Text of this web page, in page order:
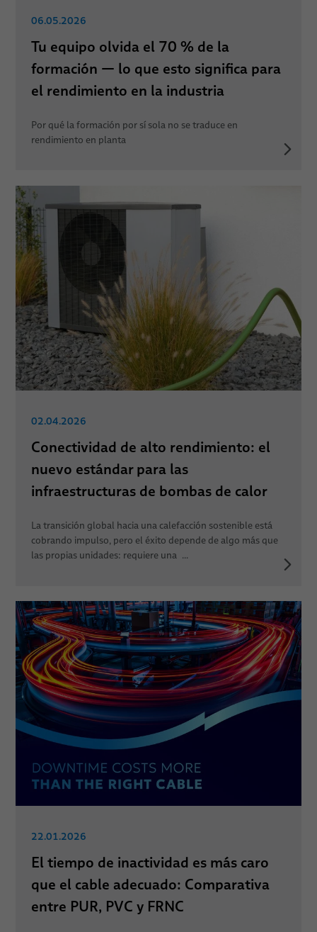
06.05.2026
Tu equipo olvida el 70 % de la
formación — lo que esto significa para
el rendimiento en la industria
Por qué la formación por sí sola no se traduce en
rendimiento en planta
02.04.2026
Conectividad de alto rendimiento: el
nuevo estándar para las
infraestructuras de bombas de calor
La transición global hacia una calefacción sostenible está
cobrando impulso, pero el éxito depende de algo más que
las propias unidades: requiere una ...
22.01.2026
El tiempo de inactividad es más caro
que el cable adecuado: Comparativa
entre PUR, PVC y FRNC